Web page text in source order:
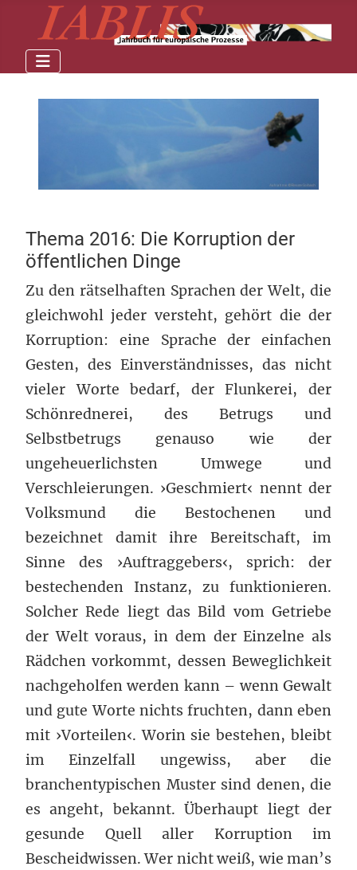
Thema 2016: Die Korruption der
öffentlichen Dinge
Zu den rätselhaften Sprachen der Welt, die
gleichwohl jeder versteht, gehört die der
Korruption: eine Sprache der einfachen
Gesten, des Einverständnisses, das nicht
vieler Worte bedarf, der Flunkerei, der
Schönrednerei, des Betrugs und
Selbstbetrugs genauso wie der
ungeheuerlichsten Umwege und
Verschleierungen. ›Geschmiert‹ nennt der
Volksmund die Bestochenen und
bezeichnet damit ihre Bereitschaft, im
Sinne des ›Auftraggebers‹, sprich: der
bestechenden Instanz, zu funktionieren.
Solcher Rede liegt das Bild vom Getriebe
der Welt voraus, in dem der Einzelne als
Rädchen vorkommt, dessen Beweglichkeit
nachgeholfen werden kann – wenn Gewalt
und gute Worte nichts fruchten, dann eben
mit ›Vorteilen‹. Worin sie bestehen, bleibt
im Einzelfall ungewiss, aber die
branchentypischen Muster sind denen, die
es angeht, bekannt. Überhaupt liegt der
gesunde Quell aller Korruption im
Bescheidwissen. Wer nicht weiß, wie man’s